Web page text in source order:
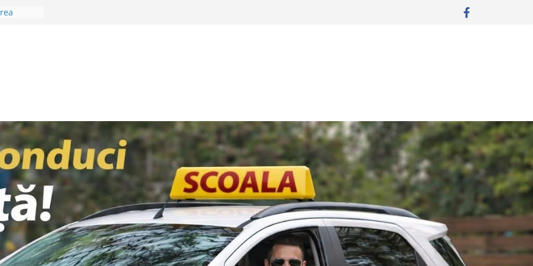
Lungu:
A
nou
într-un